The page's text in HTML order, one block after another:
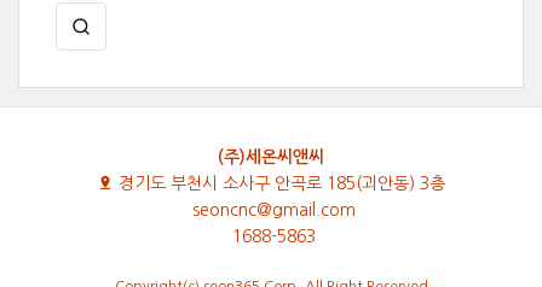
(주)세온씨앤씨
경기도 부천시 소사구 안곡로 185(괴안동) 3층
seoncnc@gmail.com
1688-5863